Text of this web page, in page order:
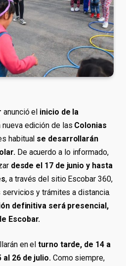
anunció el inicio de la
nueva edición de las Colonias
habitual se desarrollarán
De acuerdo a lo informado,
desde el 17 de junio y hasta
, a través del sitio Escobar 360,
y trámites a distancia.
definitiva será presencial,
Escobar.
en elturno tarde, de 14 a
al 26 de julio.Como siempre,